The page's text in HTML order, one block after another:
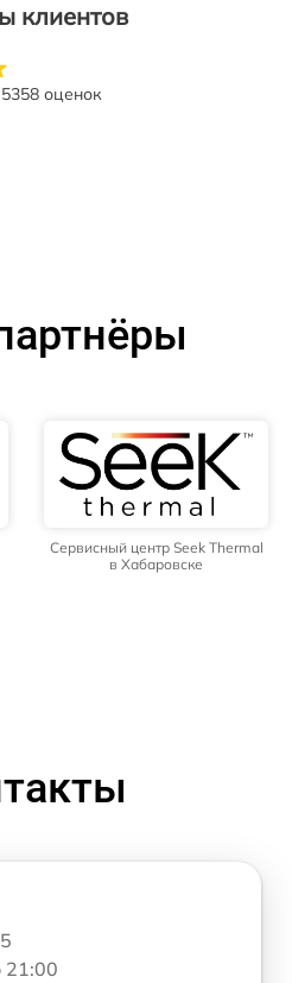
клиентов
5358 оценок
Сервисный центр Seek Thermal
в Хабаровске
21:00